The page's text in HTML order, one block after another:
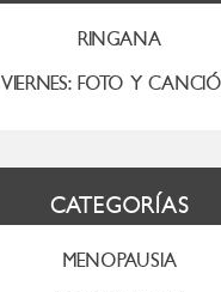
RINGANA
VIERNES: FOTO Y
CATEGORÍAS
MENOPAUSIA